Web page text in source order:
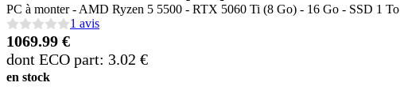
PC à monter - AMD Ryzen 5 5500 - RTX 5060 Ti (8 Go) - 16 Go - SSD 1 To
1 avis
1069.99 €
dont ECO part: 3.02 €
en stock